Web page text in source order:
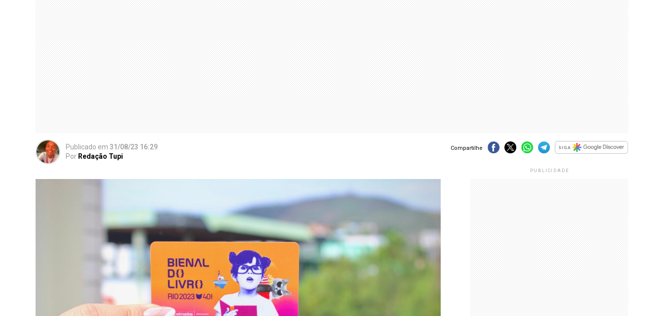
Publicado em 31/08/23 16:29
Por Redação Tupi
Compartilhe
PUBLICIDADE